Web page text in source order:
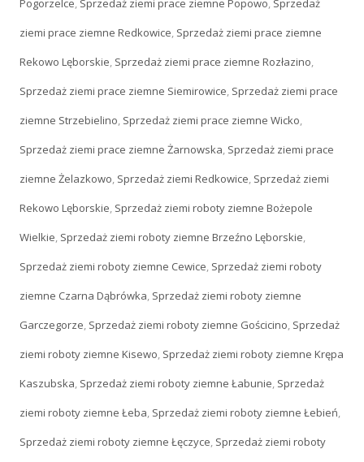
Pogorzelce, Sprzedaż ziemi prace ziemne Popowo, Sprzedaż
ziemi prace ziemne Redkowice, Sprzedaż ziemi prace ziemne
Rekowo Lęborskie, Sprzedaż ziemi prace ziemne Rozłazino,
Sprzedaż ziemi prace ziemne Siemirowice, Sprzedaż ziemi prace
ziemne Strzebielino, Sprzedaż ziemi prace ziemne Wicko,
Sprzedaż ziemi prace ziemne Żarnowska, Sprzedaż ziemi prace
ziemne Żelazkowo, Sprzedaż ziemi Redkowice, Sprzedaż ziemi
Rekowo Lęborskie, Sprzedaż ziemi roboty ziemne Bożepole
Wielkie, Sprzedaż ziemi roboty ziemne Brzeźno Lęborskie,
Sprzedaż ziemi roboty ziemne Cewice, Sprzedaż ziemi roboty
ziemne Czarna Dąbrówka, Sprzedaż ziemi roboty ziemne
Garczegorze, Sprzedaż ziemi roboty ziemne Gościcino, Sprzedaż
ziemi roboty ziemne Kisewo, Sprzedaż ziemi roboty ziemne Krępa
Kaszubska, Sprzedaż ziemi roboty ziemne Łabunie, Sprzedaż
ziemi roboty ziemne Łeba, Sprzedaż ziemi roboty ziemne Łebień,
Sprzedaż ziemi roboty ziemne Łęczyce, Sprzedaż ziemi roboty